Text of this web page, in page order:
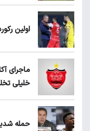
اولین
ماجرای
خلیلی
حمله